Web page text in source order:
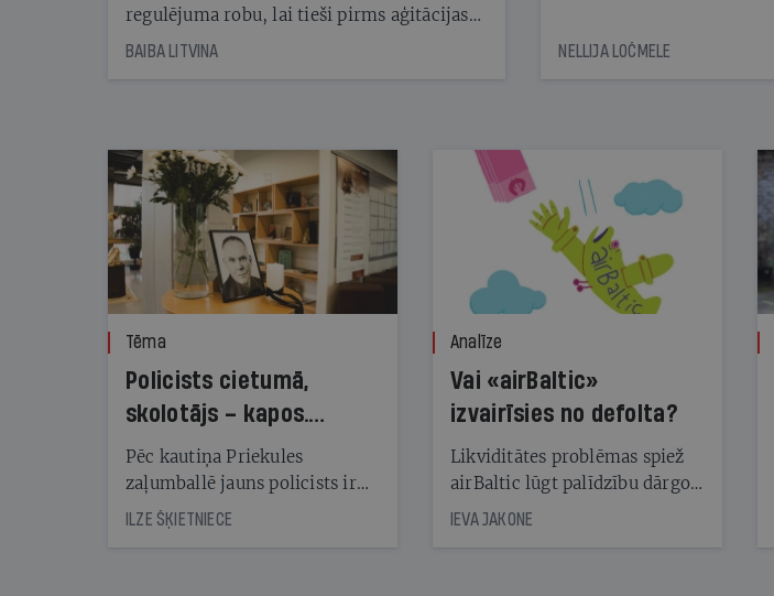
regulējuma robu, lai tieši pirms aģitācijas
starta izreklamētos par summu, kas
BAIBA LITVINA NELLIJA LOČMELE
Tēma
Policists cietumā,
skolotājs – kapos.
Reibuma cena Priekulē
Pēc kautiņa Priekules
zaļumballē jauns policists ir
nonācis cietumā, bet
cienījams pedagogs — kapos.
ILZE ŠĶIETNIECE
Analīze
Vai «airBaltic»
izvairīsies no defolta?
Likviditātes problēmas spiež
airBaltic lūgt palīdzību dārgo
obligāciju turētājiem, taču
IEVA JAKONE